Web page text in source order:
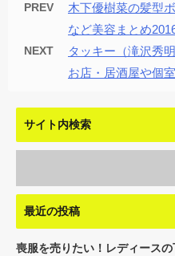
PREV
木下優樹菜の髪型
など美容まとめ
NEXT
タッキー（滝沢秀
お店・居酒屋や個
サイト内検索
最近の投稿
喪服を売りたい！レディース